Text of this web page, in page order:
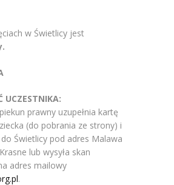
w Świetlicy jest
UCZESTNIKA:
prawny uzupełnia kartę
(do pobrania ze strony) i
Świetlicy pod adres Malawa
lub wysyła skan
adres mailowy
.